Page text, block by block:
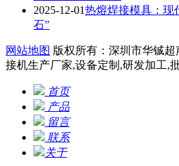
2025-12-01热熔焊接模具：现
石”
网站地图 版权所有：深圳市华铖
接机生产厂家,设备定制,研发加工,
首页
产品
留言
联系
关于